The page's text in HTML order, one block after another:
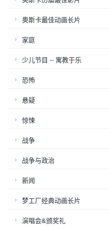
奥斯卡最佳动画长片
家庭
少儿节目 – 寓教于乐
恐怖
悬疑
惊悚
战争
战争与政治
新闻
梦工厂经典动画长片
演唱会&颁奖礼